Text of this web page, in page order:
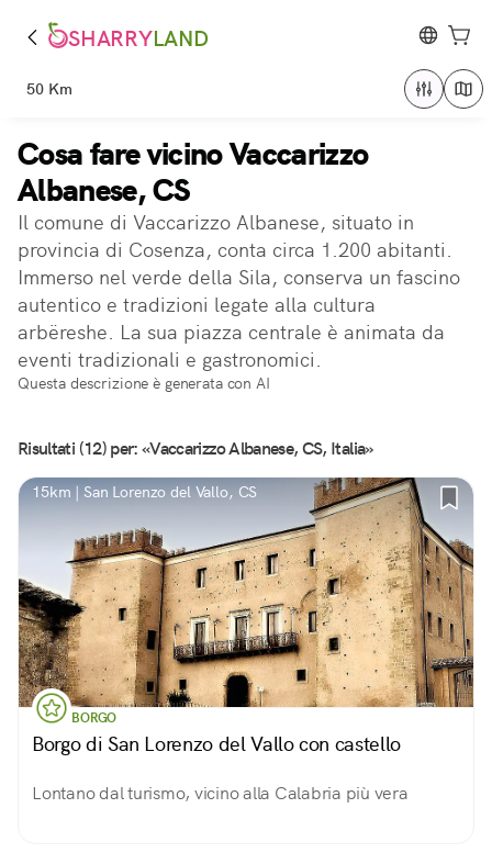
SHARRYLAND
50 Km
Cosa fare vicino Vaccarizzo
Albanese, CS
Il comune di Vaccarizzo Albanese, situato in
provincia di Cosenza, conta circa 1.200 abitanti.
Immerso nel verde della Sila, conserva un fascino
autentico e tradizioni legate alla cultura
arbëreshe. La sua piazza centrale è animata da
eventi tradizionali e gastronomici.
Questa descrizione è generata con AI
Risultati (12) per: «Vaccarizzo Albanese, CS, Italia»
15km | San Lorenzo del Vallo, CS
BORGO
Borgo di San Lorenzo del Vallo con castello
Lontano dal turismo, vicino alla Calabria più vera